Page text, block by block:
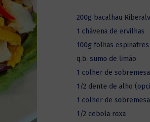
200g bacalhau
1 chávena de ervilhas
100g folhas espinafres
q.b. sumo de limão
1 colher de
1/2 dente de alho
1 colher de
1/2 cebola roxa